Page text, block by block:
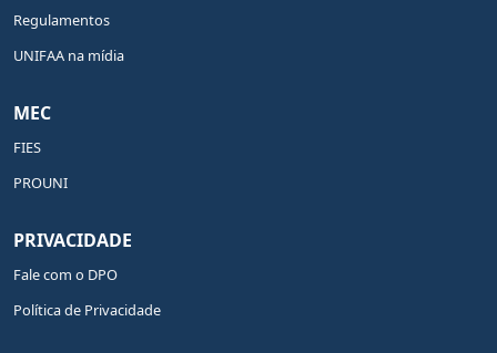
Regulamentos
UNIFAA na mídia
MEC
FIES
PROUNI
PRIVACIDADE
Fale com o DPO
Política de Privacidade